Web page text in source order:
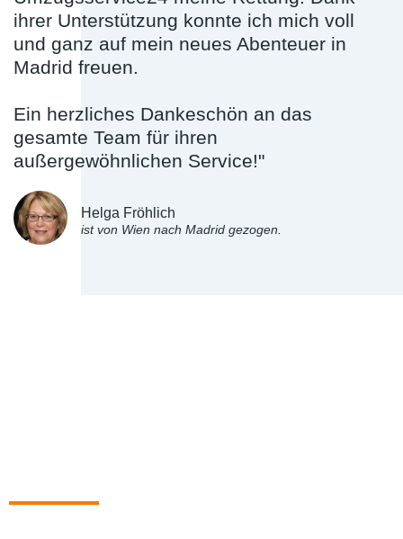
ihrer Unterstützung konnte ich mich voll
und ganz auf mein neues Abenteuer in
Madrid freuen.
Ein herzliches Dankeschön an das
gesamte Team für ihren
außergewöhnlichen Service!"
Helga Fröhlich
ist von Wien nach Madrid gezogen.